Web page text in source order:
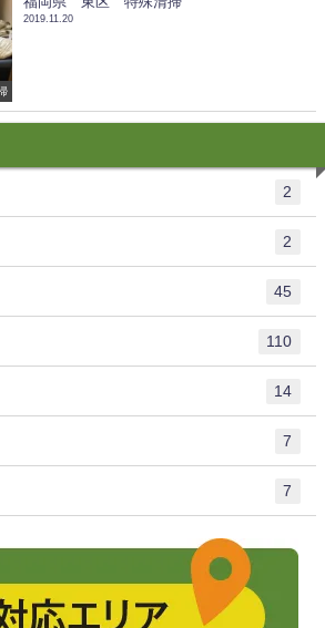
2019.11.20
2
2
45
110
14
7
7